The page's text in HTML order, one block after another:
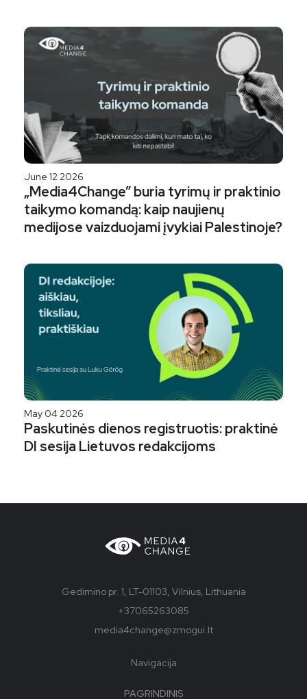
June 12 2026
„Media4Change” buria tyrimų ir praktinio
taikymo komandą: kaip naujienų
medijose vaizduojami įvykiai Palestinoje?
May 04 2026
Paskutinės dienos registruotis: praktinė
DI sesija Lietuvos redakcijoms
Gedimino pr. 1, LT-01103, Vilnius, Lithuania
+37065263085
media4change@zmogui.lt
Navigacija
PAGRINDINIS